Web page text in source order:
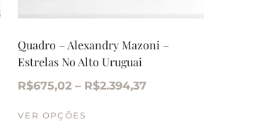
Quadro – Alexandry Mazoni –
Estrelas No Alto Uruguai
R$675,02 – R$2.394,37
VER OPÇÕES